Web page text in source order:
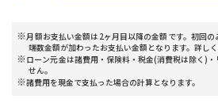
月額お支払い金額は2ヶ月目以降の金額です。初回
端数金額が加わったお支払い金額となります。詳し
ローン元金は諸費用・保険料・税金(消費税は除く)
せん。
諸費用を現金で支払った場合の計算となります。